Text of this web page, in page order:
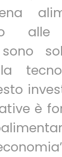
sono
la
è